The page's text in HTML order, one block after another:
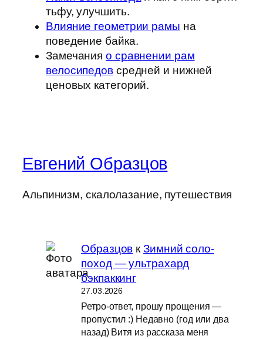
тьфу, улучшить.
Влияние геометрии рамы на
поведение байка.
Замечанияо сравнении рам
велосипедовсредней и нижней
ценовых категорий.
Евгений Образцов
Альпинизм, скалолазание, путешествия
Образцов кЗимний соло-
поход — ультрахард
бэкпаккинг
27.03.2026
Ретро-ответ, прошу прощения —
пропустил :) Недавно (год или два
назад) Витя из рассказа меня